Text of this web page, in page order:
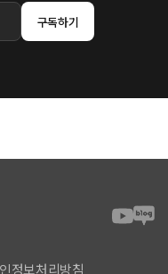
구독하기
정보처리방침